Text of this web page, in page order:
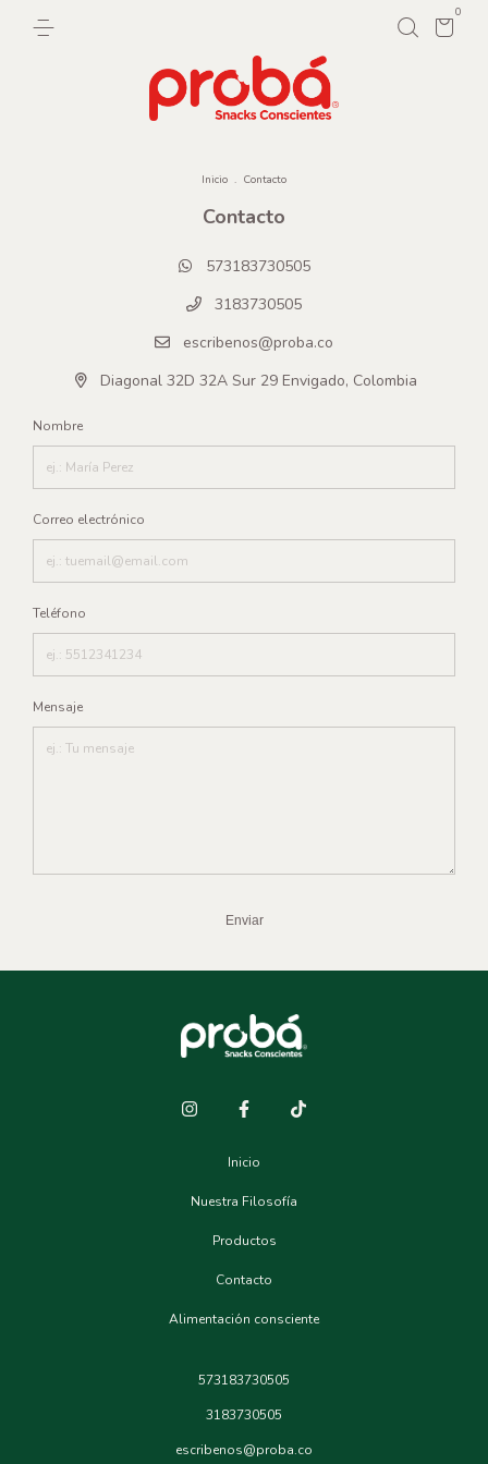
0
Inicio . Contacto
Contacto
573183730505
3183730505
escribenos@proba.co
Diagonal 32D 32A Sur 29 Envigado, Colombia
Nombre
Correo electrónico
Teléfono
Mensaje
Enviar
Inicio
Nuestra Filosofía
Productos
Contacto
Alimentación consciente
573183730505
3183730505
escribenos@proba.co